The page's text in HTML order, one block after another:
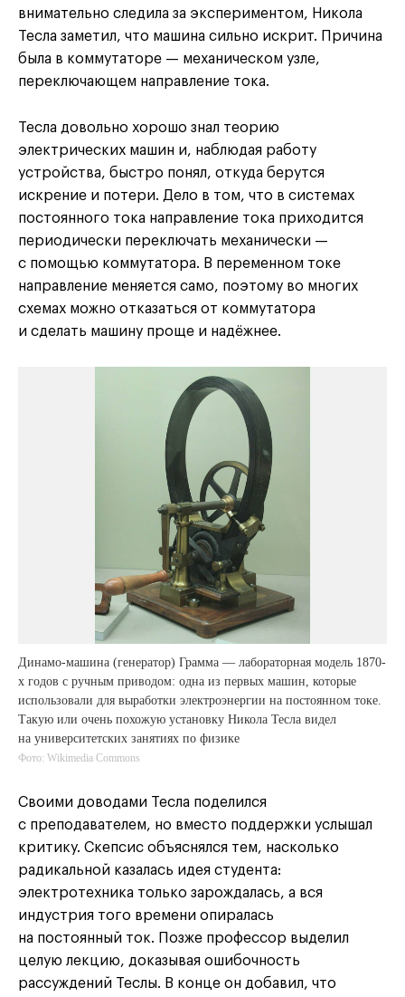
внимательно следила за экспериментом, Никола
Тесла заметил, что машина сильно искрит. Причина
была в коммутаторе — механическом узле,
переключающем направление тока.
Тесла довольно хорошо знал теорию
электрических машин и, наблюдая работу
устройства, быстро понял, откуда берутся
искрение и потери. Дело в том, что в системах
постоянного тока направление тока приходится
периодически переключать механически —
с помощью коммутатора. В переменном токе
направление меняется само, поэтому во многих
схемах можно отказаться от коммутатора
и сделать машину проще и надёжнее.
Динамо-машина (генератор) Грамма — лабораторная модель 1870-
х годов с ручным приводом: одна из первых машин, которые
использовали для выработки электроэнергии на постоянном токе.
Такую или очень похожую установку Никола Тесла видел
на университетских занятиях по физике
Фото: Wikimedia Commons
Своими доводами Тесла поделился
с преподавателем, но вместо поддержки услышал
критику. Скепсис объяснялся тем, насколько
радикальной казалась идея студента:
электротехника только зарождалась, а вся
индустрия того времени опиралась
на постоянный ток. Позже профессор выделил
целую лекцию, доказывая ошибочность
рассуждений Теслы. В конце он добавил, что